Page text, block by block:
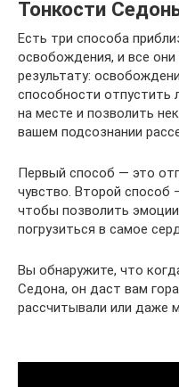
Тонкости
Есть три способа
освобождения, и все
результату:
способности
на месте и позволить
вашем подсознании
Первый способ — это
чувство. Второй способ
чтобы позволить
погрузиться в самое
Вы обнаружите, что
Седона, он даст вам
рассчитывали или даже